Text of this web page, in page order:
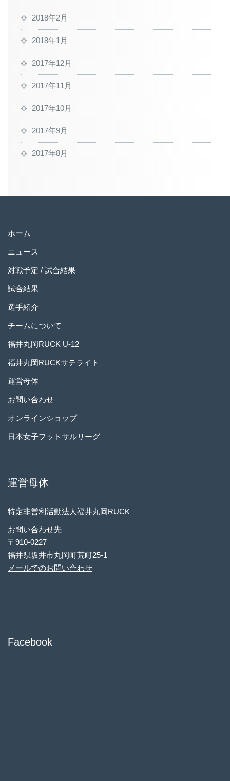
2018年2月
2018年1月
2017年12月
2017年11月
2017年10月
2017年9月
2017年8月
ホーム
ニュース
対戦予定 / 試合結果
試合結果
選手紹介
チームについて
福井丸岡RUCK U-12
福井丸岡RUCKサテライト
運営母体
お問い合わせ
オンラインショップ
日本女子フットサルリーグ
運営母体
特定非営利活動法人福井丸岡RUCK
お問い合わせ先
〒910-0227
福井県坂井市丸岡町荒町25-1
メールでのお問い合わせ
Facebook